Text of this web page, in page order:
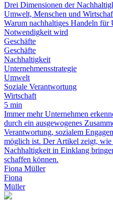
Drei Dimensionen der
Umwelt, Menschen und
Warum nachhaltiges Handeln für
Notwendigkeit wird
Geschäfte
Geschäfte
Nachhaltigkeit
Unternehmensstrategie
Umwelt
Soziale Verantwortung
Wirtschaft
5 min
Immer mehr Unternehmen
durch ein ausgewogenes
Verantwortung, sozialem
möglich ist. Der Artikel zeigt,
Nachhaltigkeit in Einklang
schaffen können.
Fiona Müller
Fiona
Müller